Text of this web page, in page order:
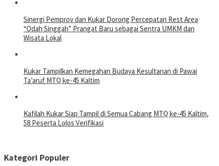
Sinergi Pemprov dan Kukar Dorong Percepatan Rest Area
“Odah Singgah” Prangat Baru sebagai Sentra UMKM dan
Wisata Lokal
Kukar Tampilkan Kemegahan Budaya Kesultanan di Pawai
Ta’aruf MTQ ke-45 Kaltim
Kafilah Kukar Siap Tampil di Semua Cabang MTQ ke-45 Kaltim,
58 Peserta Lolos Verifikasi
Kategori Populer